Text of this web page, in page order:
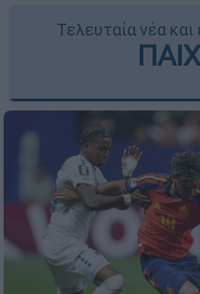
Τελευταία νέα και